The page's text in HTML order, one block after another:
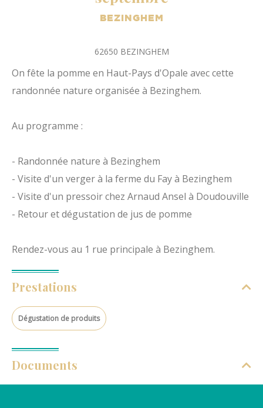
BEZINGHEM
62650 BEZINGHEM
On fête la pomme en Haut-Pays d'Opale avec cette
randonnée nature organisée à Bezinghem.
Au programme :
- Randonnée nature à Bezinghem
- Visite d'un verger à la ferme du Fay à Bezinghem
- Visite d'un pressoir chez Arnaud Ansel à Doudouville
- Retour et dégustation de jus de pomme
Rendez-vous au 1 rue principale à Bezinghem.
Prestations
Dégustation de produits
Documents